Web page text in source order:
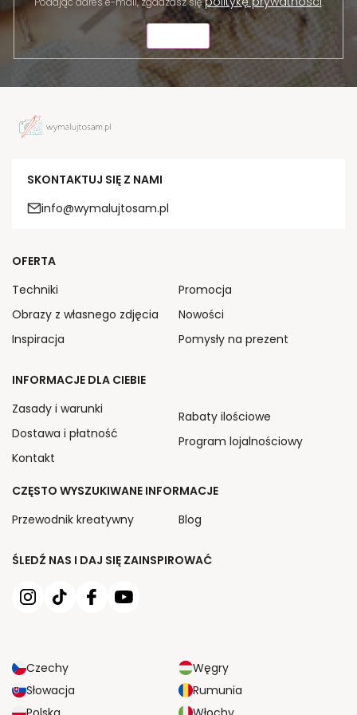
SKONTAKTUJ SIĘ Z NAMI
info@wymalujtosam.pl
ŚLEDŹ NAS I DAJ SIĘ ZAINSPIROWAĆ
Czechy
Węgry
Słowacja
Rumunia
OFERTA
Techniki
Obrazy z własnego zdjęcia
Inspiracja
Promocja
Nowości
Pomysły na prezent
INFORMACJE DLA CIEBIE
Zasady i warunki
Dostawa i płatność
Kontakt
Rabaty ilościowe
Program lojalnościowy
CZĘSTO WYSZUKIWANE INFORMACJE
Przewodnik kreatywny
Blog